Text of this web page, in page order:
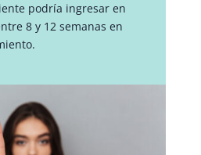
podría ingresar en
8 y 12 semanas en